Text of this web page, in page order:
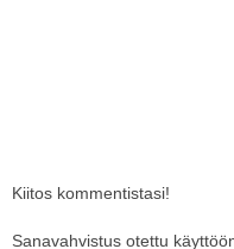
Kiitos kommentistasi!
Sanavahvistus otettu